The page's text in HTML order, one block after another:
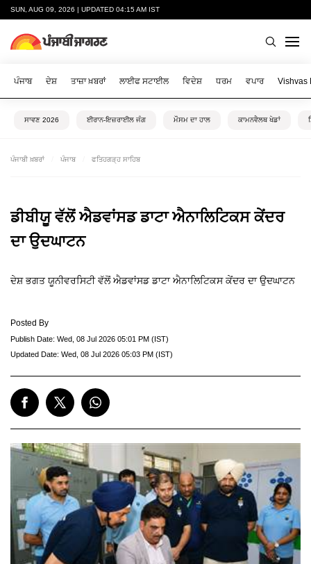
SUN, AUG 09, 2026 | UPDATED 04:15 AM IST
ਪੰਜਾਬ ਦੇਸ਼ ਤਾਜ਼ਾ ਖ਼ਬਰਾਂ ਲਾਈਫ ਸਟਾਈਲ ਵਿਦੇਸ਼ ਧਰਮ ਵਪਾਰ Vishvas
ਸਾਵਣ 2026 ਈਰਾਨ-ਇਜ਼ਰਾਈਲ ਜੰਗ ਮੌਸਮ ਦਾ ਹਾਲ ਕਾਮਨਵੈਲਥ ਖੇਡਾਂ
ਪੰਜਾਬੀ ਖ਼ਬਰਾਂ ਪੰਜਾਬ ਫਤਿਹਗੜ੍ਹ ਸਾਹਿਬ
ਡੀਬੀਯੂ ਵੱਲੋਂ ਐਡਵਾਂਸਡ ਡਾਟਾ ਐਨਾਲਿਟਿਕਸ ਕੇਂਦਰ
ਦਾ ਉਦਘਾਟਨ
ਦੇਸ਼ ਭਗਤ ਯੂਨੀਵਰਸਿਟੀ ਵੱਲੋਂ ਐਡਵਾਂਸਡ ਡਾਟਾ ਐਨਾਲਿਟਿਕਸ ਕੇਂਦਰ ਦਾ ਉਦਘਾਟਨ
Posted By
Publish Date: Wed, 08 Jul 2026 05:01 PM (IST)
Updated Date: Wed, 08 Jul 2026 05:03 PM (IST)